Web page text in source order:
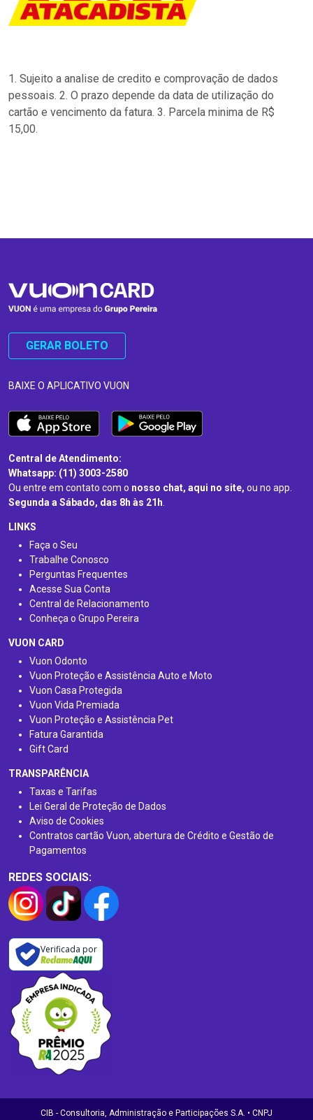
1. Sujeito a analise de credito e comprovação de dados
pessoais. 2. O prazo depende da data de utilização do
cartão e vencimento da fatura. 3. Parcela minima de R$
15,00.
GERAR BOLETO
BAIXE O APLICATIVO VUON
Central de Atendimento:
Whatsapp: (11) 3003-2580
Ou entre em contato com o nosso chat, aqui no site, ou no app.
Segunda a Sábado, das 8h às 21h.
LINKS
Faça o Seu
Trabalhe Conosco
Perguntas Frequentes
Acesse Sua Conta
Central de Relacionamento
Conheça o Grupo Pereira
VUON CARD
Vuon Odonto
Vuon Proteção e Assistência Auto e Moto
Vuon Casa Protegida
Vuon Vida Premiada
Vuon Proteção e Assistência Pet
Fatura Garantida
Gift Card
TRANSPARÊNCIA
Taxas e Tarifas
Lei Geral de Proteção de Dados
Aviso de Cookies
Contratos cartão Vuon, abertura de Crédito e Gestão de
Pagamentos
REDES SOCIAIS:
Verificada por
CIB - Consultoria, Administração e Participações S.A. • CNPJ